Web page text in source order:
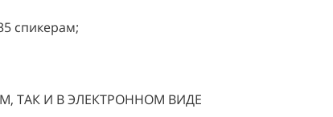
спикерам;
ТАК И В ЭЛЕКТРОННОМ ВИДЕ